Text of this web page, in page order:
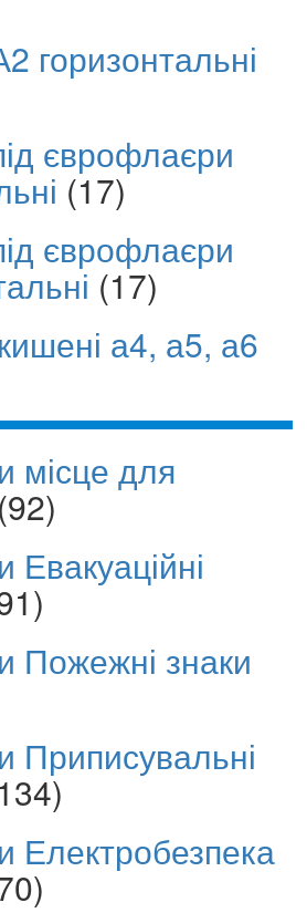
горизонтальні
єврофлаєри
(17)
єврофлаєри
(17)
а4, а5, а6
місце для
(92)
Евакуаційні
Пожежні знаки
Приписувальні
Електробезпека